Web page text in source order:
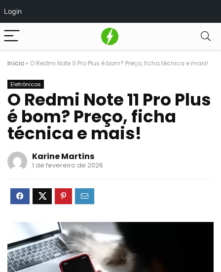
Login
Início » O Redmi Note 11 Pro Plus é bom? Preço, ficha técnica e mais!
Eletrônicos
O Redmi Note 11 Pro Plus
é bom? Preço, ficha
técnica e mais!
Karine Martins
1 de fevereiro de 2026